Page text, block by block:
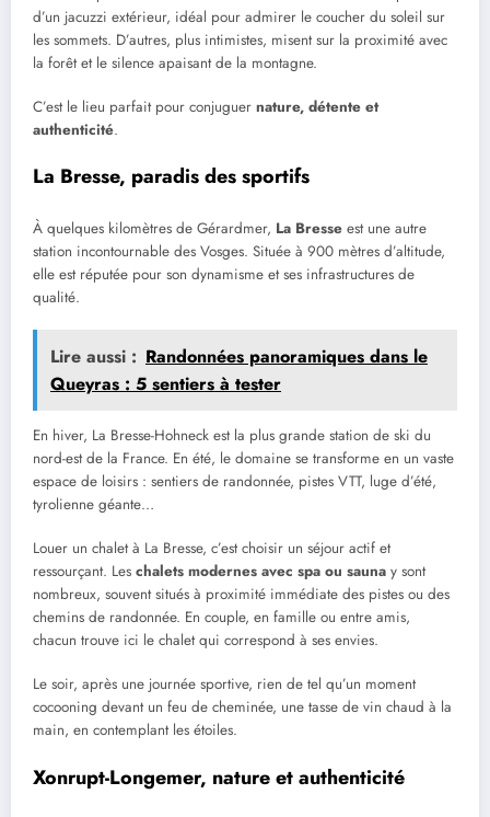
d’un jacuzzi extérieur, idéal pour admirer le coucher du soleil sur
les sommets. D’autres, plus intimistes, misent sur la proximité avec
la forêt et le silence apaisant de la montagne.
C’est le lieu parfait pour conjuguer nature, détente et
authenticité.
La Bresse, paradis des sportifs
À quelques kilomètres de Gérardmer, La Bresse est une autre
station incontournable des Vosges. Située à 900 mètres d’altitude,
elle est réputée pour son dynamisme et ses infrastructures de
qualité.
Lire aussi : Randonnées panoramiques dans le
Queyras : 5 sentiers à tester
En hiver, La Bresse-Hohneck est la plus grande station de ski du
nord-est de la France. En été, le domaine se transforme en un vaste
espace de loisirs : sentiers de randonnée, pistes VTT, luge d’été,
tyrolienne géante…
Louer un chalet à La Bresse, c’est choisir un séjour actif et
ressourçant. Les chalets modernes avec spa ou sauna y sont
nombreux, souvent situés à proximité immédiate des pistes ou des
chemins de randonnée. En couple, en famille ou entre amis,
chacun trouve ici le chalet qui correspond à ses envies.
Le soir, après une journée sportive, rien de tel qu’un moment
cocooning devant un feu de cheminée, une tasse de vin chaud à la
main, en contemplant les étoiles.
Xonrupt-Longemer, nature et authenticité